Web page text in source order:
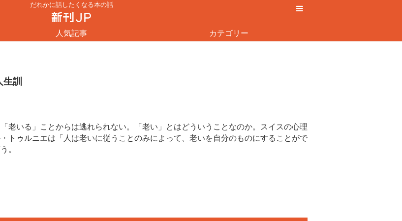
だれかに話したくなる本の話
人気記事 カテゴリー
生訓
老いる」ことからは逃れられない。「老い」とはどういうことなのか。スイスの心理
トゥルニエは「人は老いに従うことのみによって、老いを自分のものにすることがで
。